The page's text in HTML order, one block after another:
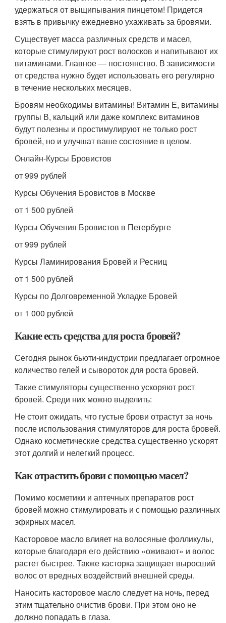
удержаться от выщипывания пинцетом! Придется
взять в привычку ежедневно ухаживать за бровями.
Существует масса различных средств и масел,
которые стимулируют рост волосков и напитывают их
витаминами. Главное — постоянство. В зависимости
от средства нужно будет использовать его регулярно
в течение нескольких месяцев.
Бровям необходимы витамины! Витамин Е, витамины
группы В, кальций или даже комплекс витаминов
будут полезны и простимулируют не только рост
бровей, но и улучшат ваше состояние в целом.
Онлайн-Курсы Бровистов
от 999 рублей
Курсы Обучения Бровистов в Москве
от 1 500 рублей
Курсы Обучения Бровистов в Петербурге
от 999 рублей
Курсы Ламинирования Бровей и Ресниц
от 1 500 рублей
Курсы по Долговременной Укладке Бровей
от 1 000 рублей
Какие есть средства для роста бровей?
Сегодня рынок бьюти-индустрии предлагает огромное
количество гелей и сывороток для роста бровей.
Такие стимуляторы существенно ускоряют рост
бровей. Среди них можно выделить:
Не стоит ожидать, что густые брови отрастут за ночь
после использования стимуляторов для роста бровей.
Однако косметические средства существенно ускорят
этот долгий и нелегкий процесс.
Как отрастить брови с помощью масел?
Помимо косметики и аптечных препаратов рост
бровей можно стимулировать и с помощью различных
эфирных масел.
Касторовое масло влияет на волосяные фолликулы,
которые благодаря его действию «оживают» и волос
растет быстрее. Также касторка защищает выросший
волос от вредных воздействий внешней среды.
Наносить касторовое масло следует на ночь, перед
этим тщательно очистив брови. При этом оно не
должно попадать в глаза.